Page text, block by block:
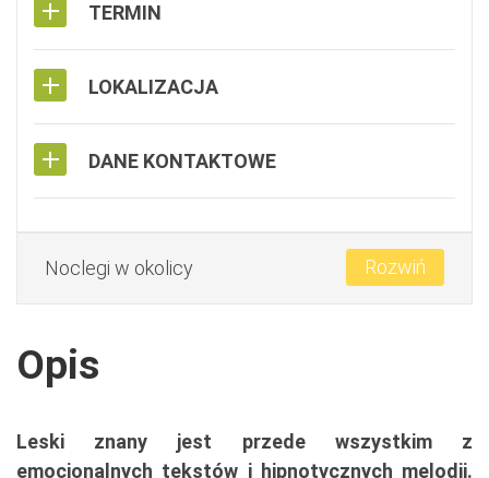
TERMIN
LOKALIZACJA
DANE KONTAKTOWE
Noclegi w okolicy Rozwiń
Opis
Leski znany jest przede wszystkim z
emocjonalnych tekstów i hipnotycznych melodii.